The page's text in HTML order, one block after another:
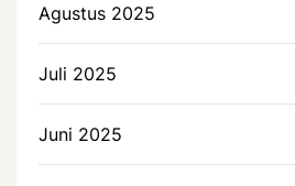
Agustus 2025
Juli 2025
Juni 2025